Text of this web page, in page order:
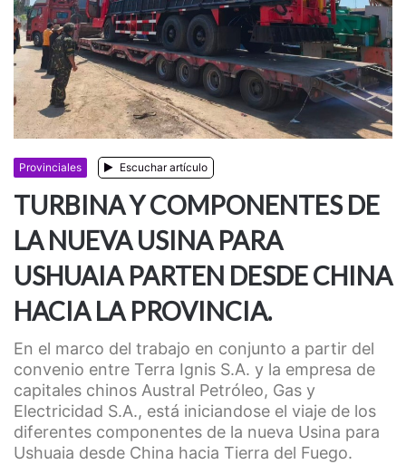
Provinciales Escuchar artículo
TURBINA Y COMPONENTES DE
LA NUEVA USINA PARA
USHUAIA PARTEN DESDE CHINA
HACIA LA PROVINCIA.
En el marco del trabajo en conjunto a partir del
convenio entre Terra Ignis S.A. y la empresa de
capitales chinos Austral Petróleo, Gas y
Electricidad S.A., está iniciandose el viaje de los
diferentes componentes de la nueva Usina para
Ushuaia desde China hacia Tierra del Fuego.